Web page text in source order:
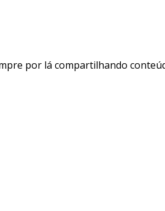
por lá compartilhando